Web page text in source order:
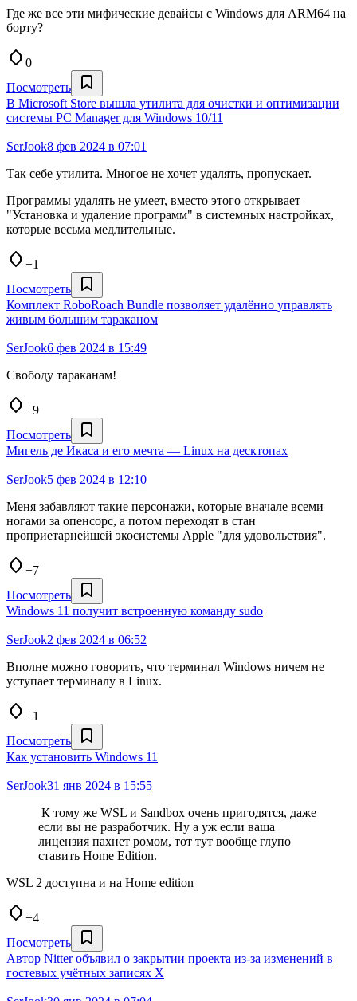
Где же все эти мифические девайсы с Windows для ARM64 на
борту?
0
Посмотреть
В Microsoft Store вышла утилита для очистки и оптимизации
системы PC Manager для Windows 10/11
SerJook8 фев 2024 в 07:01
Так себе утилита. Многое не хочет удалять, пропускает.
Программы удалять не умеет, вместо этого открывает
"Установка и удаление программ" в системных настройках,
которые весьма медлительные.
+1
Посмотреть
Комплект RoboRoach Bundle позволяет удалённо управлять
живым большим тараканом
SerJook6 фев 2024 в 15:49
Свободу тараканам!
+9
Посмотреть
Мигель де Икаса и его мечта — Linux на десктопах
SerJook5 фев 2024 в 12:10
Меня забавляют такие персонажи, которые вначале всеми
ногами за опенсорс, а потом переходят в стан
проприетарнейшей экосистемы Apple "для удовольствия".
+7
Посмотреть
Windows 11 получит встроенную команду sudo
SerJook2 фев 2024 в 06:52
Вполне можно говорить, что терминал Windows ничем не
уступает терминалу в Linux.
+1
Посмотреть
Как установить Windows 11
SerJook31 янв 2024 в 15:55
К тому же WSL и Sandbox очень пригодятся, даже
если вы не разработчик. Ну а уж если ваша
лицензия пахнет ромом, тот тут вообще глупо
ставить Home Edition.
WSL 2 доступна и на Home edition
+4
Посмотреть
Автор Nitter объявил о закрытии проекта из-за изменений в
гостевых учётных записях X